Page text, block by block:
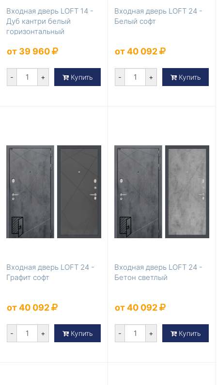
Входная дверь LOFT 14 -
Дуб кантри белый
горизонтальный
от 39 960
- + Купить
Входная дверь LOFT 24 -
Белый софт
от 40 092
- + Купить
Входная дверь LOFT 24 -
Графит софт
от 40 092
- + Купить
Входная дверь LOFT 24 -
Бетон светлый
от 40 092
- + Купить